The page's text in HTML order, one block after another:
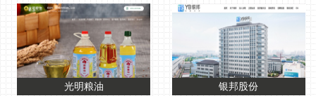
光明粮油 银邦股份